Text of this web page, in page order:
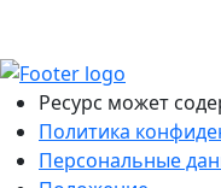
Ресурс может
Политика
Персональные